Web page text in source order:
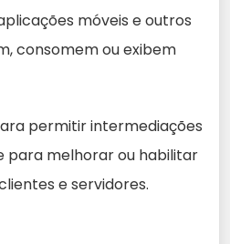
móveis e outros
consomem ou exibem
permitir intermediações
para melhorar ou habilitar
e servidores.